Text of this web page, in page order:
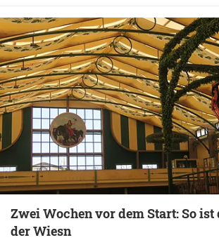
Zwei Wochen vor dem Start: So ist
der Wiesn